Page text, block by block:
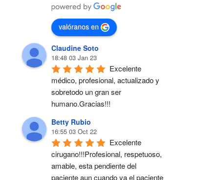
valóranos en
Claudine Soto
18:48 03 Jan 23
Excelente
médico, profesional, actualizado y
sobretodo un gran ser
humano.Gracias!!!
Betty Rubio
16:55 03 Oct 22
Excelente
cirugano!!!Profesional, respetuoso,
amable, esta pendiente del
paciente aun cuando ya el paciente